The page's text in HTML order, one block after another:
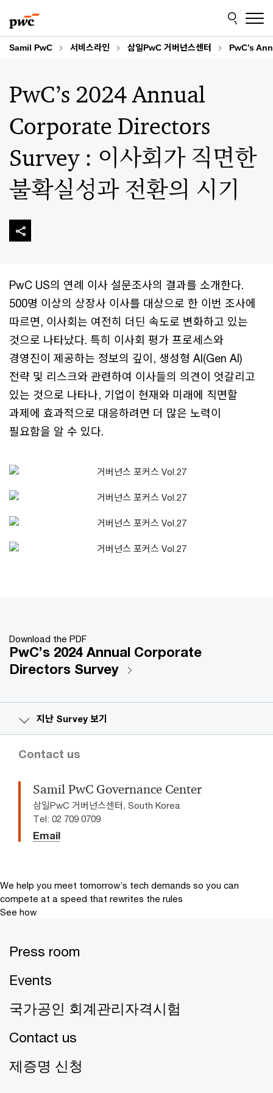
to
content
to
footer
Samil PwC 서비스라인 삼일PwC 거버넌스센터 PwC’s
PwC’s 2024 Annual
Corporate Directors
Survey : 이사회가 직면한
불확실성과 전환의 시기
PwC US의 연례 이사 설문조사의 결과를 소개한다.
500명 이상의 상장사 이사를 대상으로 한 이번 조사에
따르면, 이사회는 여전히 더딘 속도로 변화하고 있는
것으로 나타났다. 특히 이사회 평가 프로세스와
경영진이 제공하는 정보의 깊이, 생성형 AI(Gen AI)
전략 및 리스크와 관련하여 이사들의 의견이 엇갈리고
있는 것으로 나타나, 기업이 현재와 미래에 직면할
과제에 효과적으로 대응하려면 더 많은 노력이
필요함을 알 수 있다.
Download the PDF
PwC’s 2024 Annual Corporate
Directors Survey
지난 Survey 보기
Contact us
Samil PwC Governance Center
삼일PwC 거버넌스센터, South Korea
Tel: 02 709 0709
Email
We help you meet tomorrow’s tech demands so you can
compete at a speed that rewrites the rules
See how
Press room
Events
국가공인 회계관리자격시험
Contact us
제증명 신청